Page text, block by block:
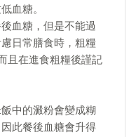
血糖。
血糖，但是不能過
日常膳食時，粗糧
且在進食粗糧後謹記
中的澱粉會變成糊
此餐後血糖會升得